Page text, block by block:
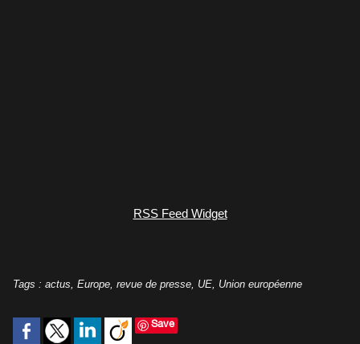
RSS Feed Widget
Tags : actus, Europe, revue de presse, UE, Union européenne
Save